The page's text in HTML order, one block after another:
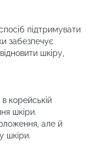
підтримувати
забезпечує
шкіру,
корейській
шкіри.
але й
шкіри.